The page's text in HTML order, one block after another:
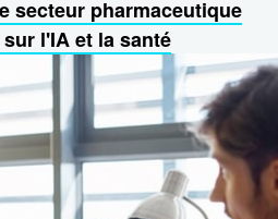
secteur pharmaceutique
l'IA et la santé